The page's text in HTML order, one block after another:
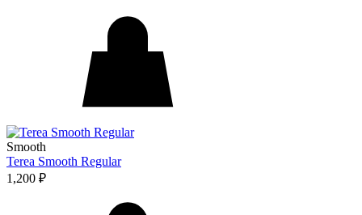
Smooth
Terea Smooth Regular
1,200 ₽